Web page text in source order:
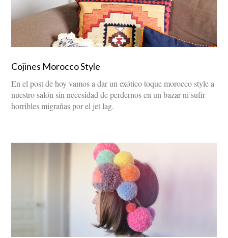
Cojines Morocco Style
En el post de hoy vamos a dar un exótico toque morocco style a
nuestro salón sin necesidad de perdernos en un bazar ni sufir
horribles migrañas por el jet lag.